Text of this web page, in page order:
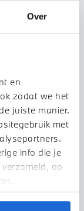
Over
en
zodat we het
juiste manier.
met
info die je
op